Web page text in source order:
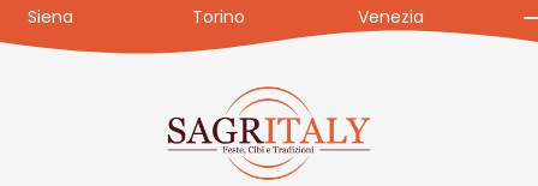
Siena
Torino Venezia